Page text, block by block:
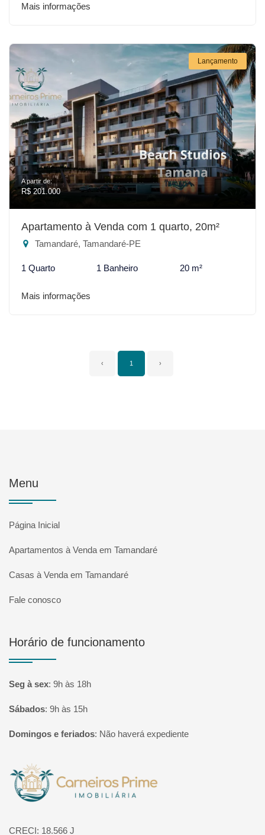
Mais informações
Lançamento
A partir de:
R$ 201.000
Apartamento à Venda com 1 quarto, 20m²
Tamandaré, Tamandaré-PE
1 Quarto 1 Banheiro 20 m²
Mais informações
‹ 1 ›
Menu
Página Inicial
Apartamentos à Venda em Tamandaré
Casas à Venda em Tamandaré
Fale conosco
Horário de funcionamento
Seg à sex: 9h às 18h
Sábados: 9h às 15h
Domingos e feriados: Não haverá expediente
Página inicial
CRECI: 18.566 J